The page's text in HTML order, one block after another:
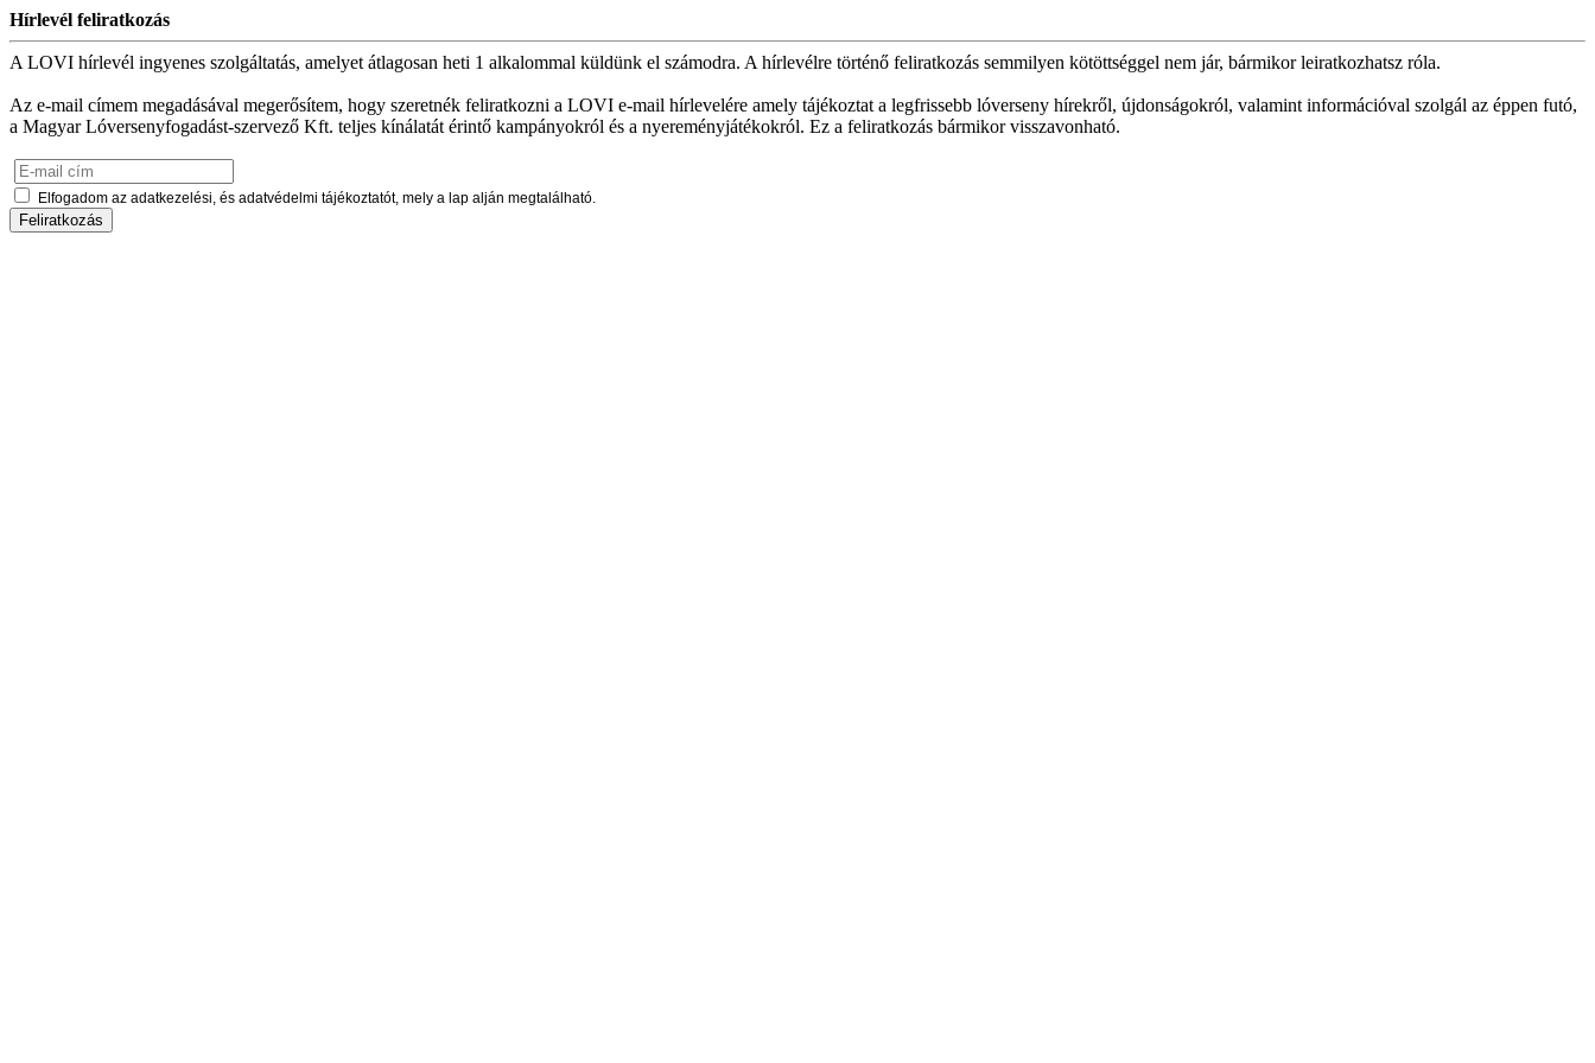
Hírlevél feliratkozás
A LOVI hírlevél ingyenes szolgáltatás, amelyet átlagosan heti 1 alkalommal küldünk el számodra. A hírlevélre történő feliratkozás semmilyen kötöttséggel nem jár, bármikor leiratkozhatsz róla.
Az e-mail címem megadásával megerősítem, hogy szeretnék feliratkozni a LOVI e-mail hírlevelére amely tájékoztat a legfrissebb lóverseny hírekről, újdonságokról, valamint információval szolgál az éppen futó,
a Magyar Lóversenyfogadást-szervező Kft. teljes kínálatát érintő kampányokról és a nyereményjátékokról. Ez a feliratkozás bármikor visszavonható.
Elfogadom az adatkezelési, és adatvédelmi tájékoztatót, mely a lap alján megtalálható.